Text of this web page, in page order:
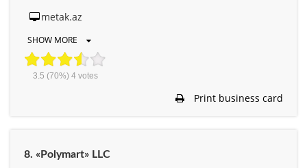
metak.az
SHOW MORE
3.5 (70%) 4votes
Print business card
8. «Polymart» LLC